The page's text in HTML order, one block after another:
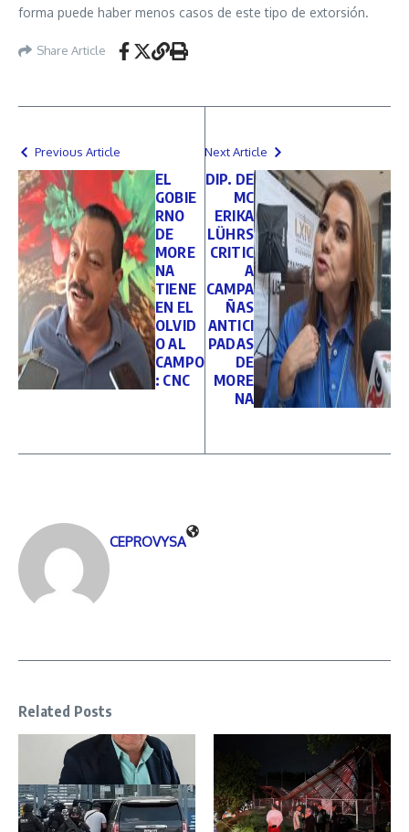
forma puede haber menos casos de este tipo de extorsión.
Share Article
Previous Article
EL
GOBIE
RNO
DE
MORE
NA
TIENE
EN EL
OLVID
O AL
CAMPO
: CNC
Next Article
DIP. DE
MC
ERIKA
LÜHRS
CRITIC
A
CAMPA
ÑAS
ANTICI
PADAS
DE
MORE
NA
CEPROVYSA
Related Posts